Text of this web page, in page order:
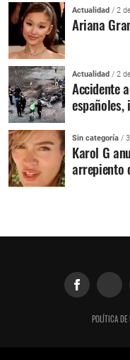
Actualidad / 2
Ariana
Actualidad / 2
Accidente
Sin categoría /
Karol G
arrepiento
POLÍTICA